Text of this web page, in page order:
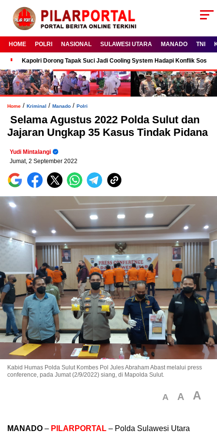
HOME POLRI NASIONAL SULAWESI UTARA MANADO TNI
Kapolri Dorong Tapak Suci Jadi Cooling System Hadapi Konflik Sosial
Home / Kriminal / Manado / Polri
Selama Agustus 2022 Polda Sulut dan
Jajaran Ungkap 35 Kasus Tindak Pidana
Yudi Mintalangi
Jumat, 2 September 2022
Kabid Humas Polda Sulut Kombes Pol Jules Abraham Abast melalui press
conference, pada Jumat (2/9/2022) siang, di Mapolda Sulut.
A A A
MANADO – PILARPORTAL – Polda Sulawesi Utara